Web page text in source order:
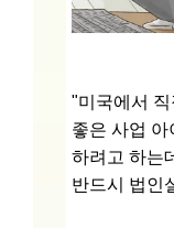
"미국에서 직
좋은 사업
하려고 하는
반드시 법인